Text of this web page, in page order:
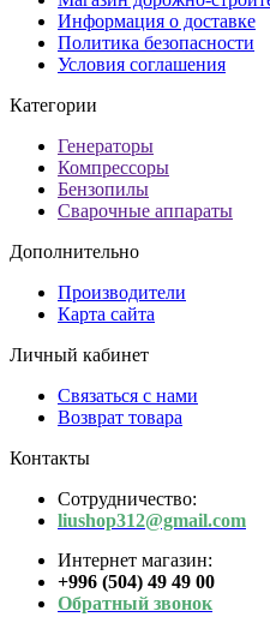
Информация о доставке
Политика безопасности
Условия соглашения
Категории
Генераторы
Компрессоры
Бензопилы
Сварочные аппараты
Дополнительно
Производители
Карта сайта
Личный кабинет
Связаться с нами
Возврат товара
Контакты
Сотрудничество:
liushop312@gmail.com
Интернет магазин:
+996 (504) 49 49 00
Обратный звонок